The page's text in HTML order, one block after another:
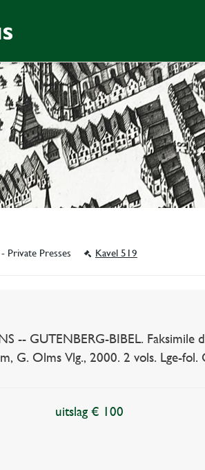
Private Presses Kavel 519
-- GUTENBERG-BIBEL.
G. Olms Vlg., 2000. 2 vols. Lge-fol.
uitslag € 100